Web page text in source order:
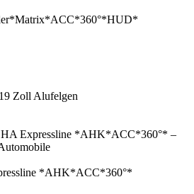
19 Zoll Alufelgen
*AHK*ACC*360°*